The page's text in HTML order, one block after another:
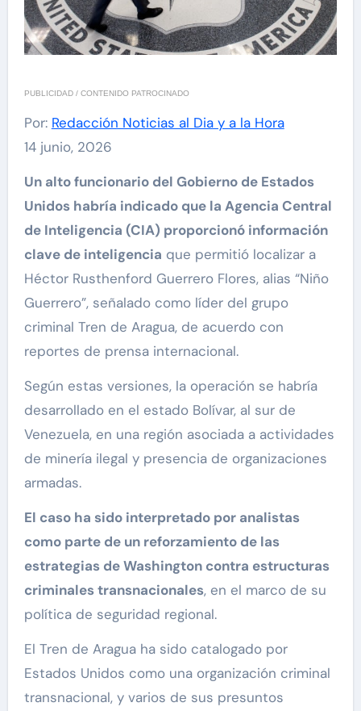
PUBLICIDAD / CONTENIDO PATROCINADO
Por: Redacción Noticias al Dia y a la Hora
14 junio, 2026
Un alto funcionario del Gobierno de Estados
Unidos habría indicado que la Agencia Central
de Inteligencia (CIA) proporcionó información
clave de inteligencia que permitió localizar a
Héctor Rusthenford Guerrero Flores, alias “Niño
Guerrero”, señalado como líder del grupo
criminal Tren de Aragua, de acuerdo con
reportes de prensa internacional.
Según estas versiones, la operación se habría
desarrollado en el estado Bolívar, al sur de
Venezuela, en una región asociada a actividades
de minería ilegal y presencia de organizaciones
armadas.
El caso ha sido interpretado por analistas
como parte de un reforzamiento de las
estrategias de Washington contra estructuras
criminales transnacionales, en el marco de su
política de seguridad regional.
El Tren de Aragua ha sido catalogado por
Estados Unidos como una organización criminal
transnacional, y varios de sus presuntos